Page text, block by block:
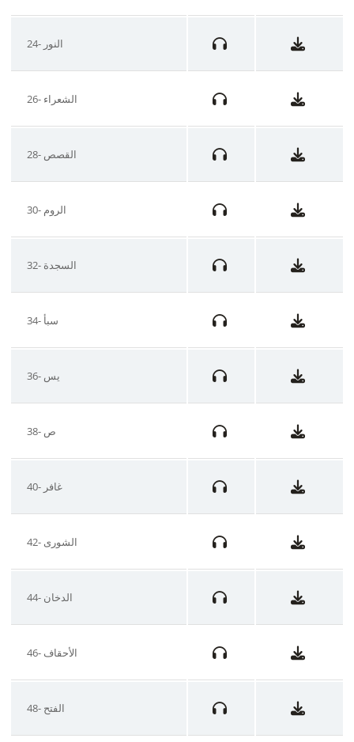
24- النور
26- الشعراء
28- القصص
30- الروم
32- السجدة
34- سبأ
36- يس
38- ص
40- غافر
42- الشورى
44- الدخان
46- الأحقاف
48- الفتح